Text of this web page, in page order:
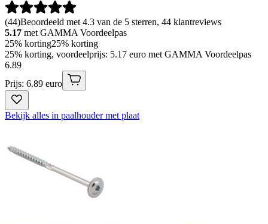
(44)Beoordeeld met 4.3 van de 5 sterren, 44 klantreviews
5.17 met GAMMA Voordeelpas
25% korting25% korting
25% korting, voordeelprijs: 5.17 euro met GAMMA Voordeelpas
6.89
Prijs: 6.89 euro
Bekijk alles in paalhouder met plaat